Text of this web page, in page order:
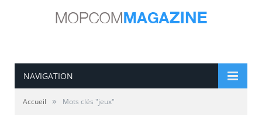
NAVIGATION
Accueil » Mots clés "jeux"